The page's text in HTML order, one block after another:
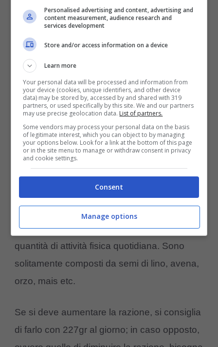
Erba
Il consumo di questo alimento è strettamente
legato alle ore di pascolo del cavallo: in
primavera, quando l’erba è alta e più fresca
(ma altrettanto dannosa per il suo stomaco),
meglio lasciare l’equino pascolare dopo le
dieci e per poche ore.
Cibo concentrato
I mangimi industriali sono specifici per le
esigenze di ogni cavallo: dovranno essere
scelti in base all’età, allo stato fisico e alla
quantità di attività fisica quotidiana. Sono
solitamente composti da semi di lino, avena,
orzo, mais etc.
Se si deve aumentare la razione, si consiglia
di farlo con 227gr al giorno; in caso opposto,
Personalised advertising and content, advertising and
content measurement, audience research and
services development
Store and/or access information on a device
Learn more
Your personal data will be processed and information from
your device (cookies, unique identifiers, and other device
data) may be stored by, accessed by and shared with 319
partners, or used specifically by this site. We and our partners
may use precise geolocation data. List of partners.
Some vendors may process your personal data on the basis
of legitimate interest, which you can object to by managing
your options below. Look for a link at the bottom of this page
or in the site menu to manage or withdraw consent in privacy
and cookie settings.
Consent
Manage options